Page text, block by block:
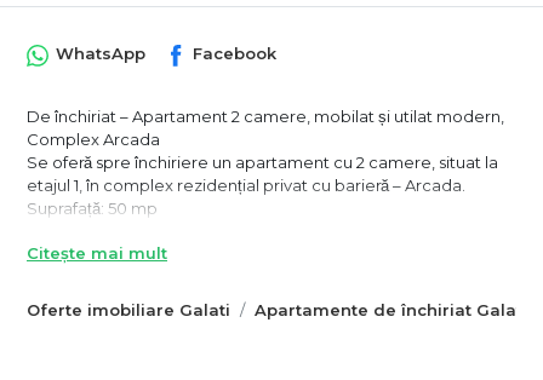
Oferte imobiliare Galati Apartamente de închiriat Galati
WhatsApp Facebook
De închiriat – Apartament 2 camere, mobilat și utilat modern,
Complex Arcada
Se oferă spre închiriere un apartament cu 2 camere, situat la
etajul 1, în complex rezidențial privat cu barieră – Arcada.
Suprafață: 50 mp
Mobilat și utilat complet, modern (electrocasnice incluse)
Loc de parcare disponibil (se achită separat, ca orice altă
Citește mai mult